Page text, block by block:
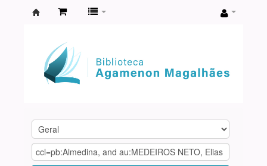
Agamenon
Magalhães